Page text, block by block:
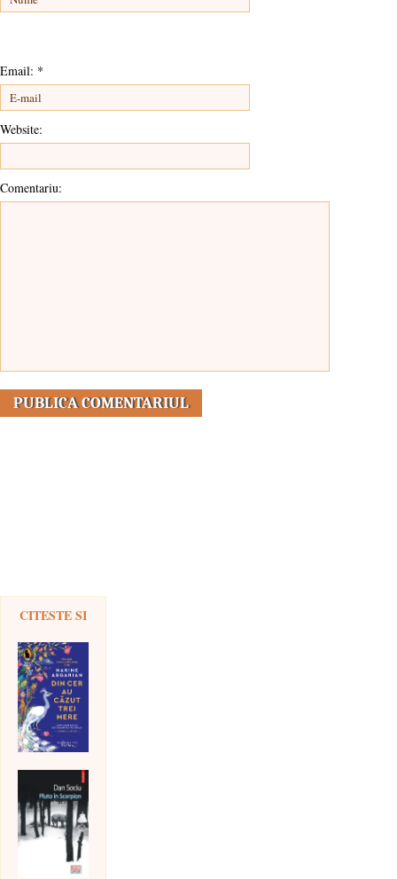
Email: *
Website:
Comentariu:
CITESTE SI